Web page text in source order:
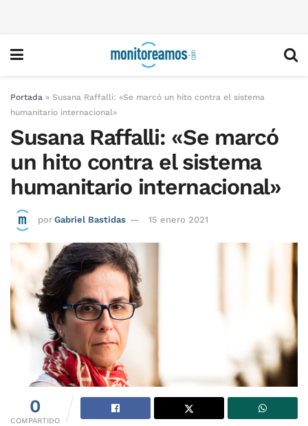
Portada » Susana Raffalli: «Se marcó un hito contra el sistema
humanitario internacional»
Susana Raffalli: «Se marcó
un hito contra el sistema
humanitario internacional»
por Gabriel Bastidas 15 enero 2021
0
COMPARTIDO